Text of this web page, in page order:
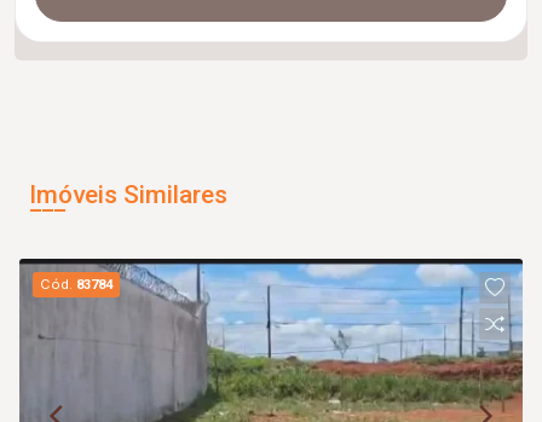
Imóveis Similares
Cód. 83784